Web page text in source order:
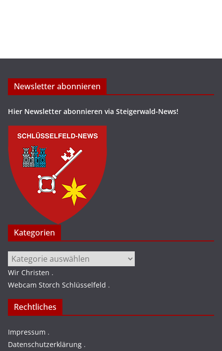
Newsletter abonnieren
Hier Newsletter abonnieren via Steigerwald-News!
Kategorien
Kategorien
Wir Christen .
Webcam Storch Schlüsselfeld .
Rechtliches
Impressum .
Datenschutzerklärung .